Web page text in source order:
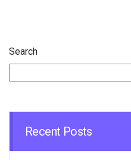
Search
Recent Posts